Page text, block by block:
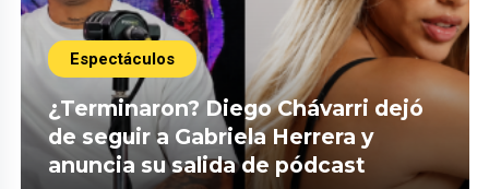
Espectáculos
¿Terminaron? Diego Chávarri dejó
de seguir a Gabriela Herrera y
anuncia su salida de pódcast